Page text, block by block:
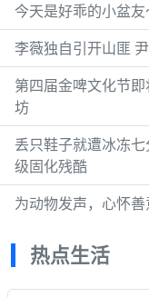
今天是好乖的小盆
李薇独自引开山匪
第四届金啤文化节
坊
丢只鞋子就遭冰冻
级固化残酷
为动物发声，心怀
热点生活